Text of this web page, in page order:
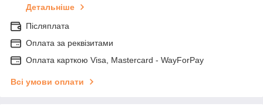
Детальніше
Післяплата
Оплата за реквізитами
Оплата карткою Visa, Mastercard - WayForPay
Всі умови оплати